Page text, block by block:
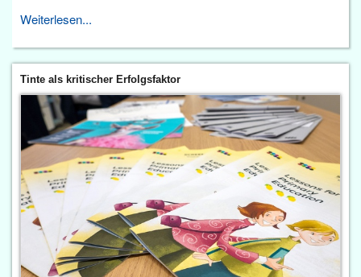
Weiterlesen...
Tinte als kritischer Erfolgsfaktor